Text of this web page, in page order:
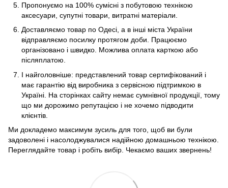
Пропонуємо на 100% сумісні з побутовою технікою
аксесуари, супутні товари, витратні матеріали.
Доставляємо товар по Одесі, а в інші міста України
відправляємо посилку протягом доби. Працюємо
організовано і швидко. Можлива оплата карткою або
післяплатою.
І найголовніше: представлений товар сертифікований і
має гарантію від виробника з сервісною підтримкою в
Україні. На сторінках сайту немає сумнівної продукції, тому
що ми дорожимо репутацією і не хочемо підводити
клієнтів.
Ми докладемо максимум зусиль для того, щоб ви були
задоволені і насолоджувалися надійною домашньою технікою.
Переглядайте товар і робіть вибір. Чекаємо ваших звернень!